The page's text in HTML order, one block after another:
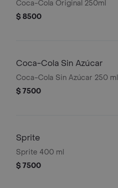
Coca-Cola Original 250ml
$ 8500
Coca-Cola Sin Azúcar
Coca-Cola Sin Azúcar 250 ml
$ 7500
Sprite
Sprite 400 ml
$ 7500